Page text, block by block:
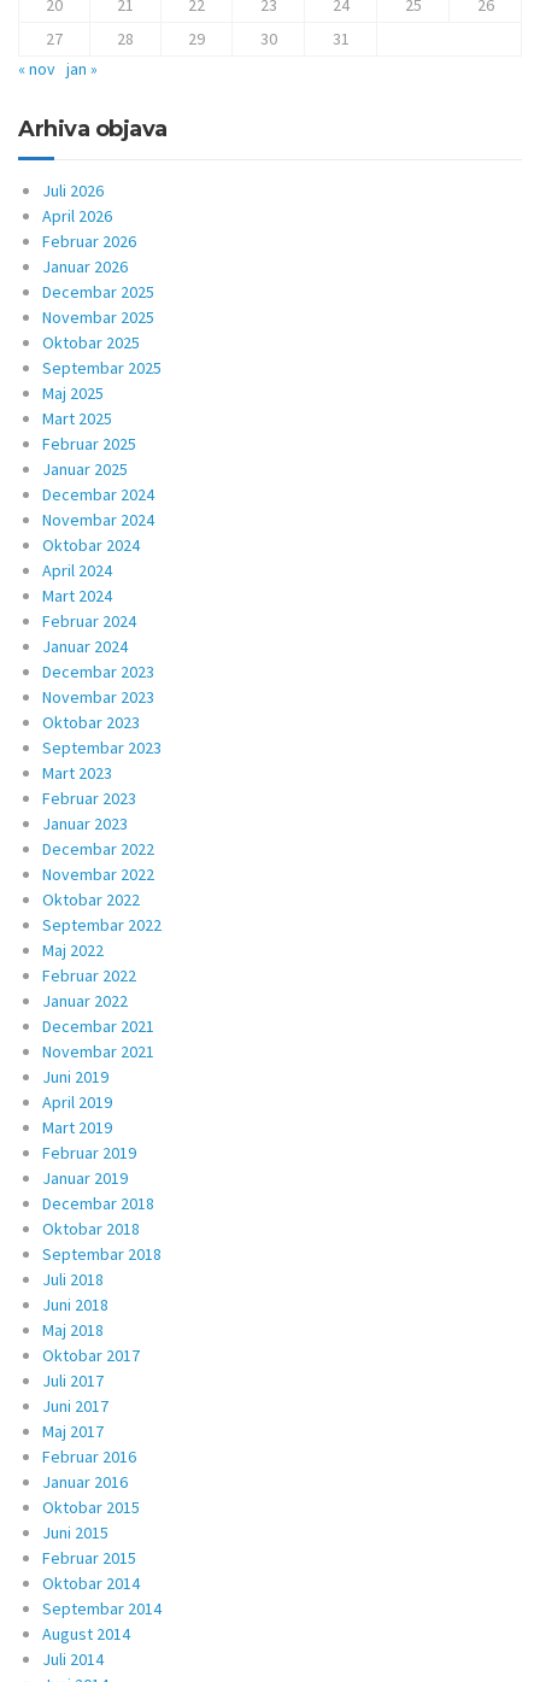
20 21 22 23 24 25
26
27
28 29 30
31
« nov jan »
Arhiva objava
Juli 2026
April 2026
Februar 2026
Januar 2026
Decembar 2025
Novembar 2025
Oktobar 2025
Septembar 2025
Maj 2025
Mart 2025
Februar 2025
Januar 2025
Decembar 2024
Novembar 2024
Oktobar 2024
April 2024
Mart 2024
Februar 2024
Januar 2024
Decembar 2023
Novembar 2023
Oktobar 2023
Septembar 2023
Mart 2023
Februar 2023
Januar 2023
Decembar 2022
Novembar 2022
Oktobar 2022
Septembar 2022
Maj 2022
Februar 2022
Januar 2022
Decembar 2021
Novembar 2021
Juni 2019
April 2019
Mart 2019
Februar 2019
Januar 2019
Decembar 2018
Oktobar 2018
Septembar 2018
Juli 2018
Juni 2018
Maj 2018
Oktobar 2017
Juli 2017
Juni 2017
Maj 2017
Februar 2016
Januar 2016
Oktobar 2015
Juni 2015
Februar 2015
Oktobar 2014
Septembar 2014
August 2014
Juli 2014